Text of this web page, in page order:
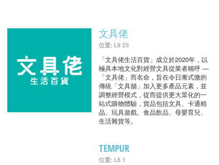
文具佬
位置: L9 25
「文具佬生活百貨」成立於2020年，以
極具本地文化對經營文具從業者稱呼 —
「文具佬」而名命，旨在令日漸式微的
傳統「文具舖」加入更多產品元素，並
調整經營模式，從而提供更大眾化的一
站式購物體驗，貨品包括文具、卡通精
品、玩具遊戲、食品飲品、母嬰育兒、
生活雜貨等。
TEMPUR
位置: L6 1